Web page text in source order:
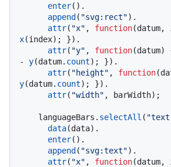
enter().
append( "svg:rect").
attr( "x" , function(datum,
x(index); }).
attr( "y" , function(datum)
- y(datum. count); }).
attr( "height" , function(
y(datum. count); }).
attr( "width" , barWidth);
    languageBars.
selectAll (
data(data).
enter().
append( "svg:text").
attr( "x" , function(datum,